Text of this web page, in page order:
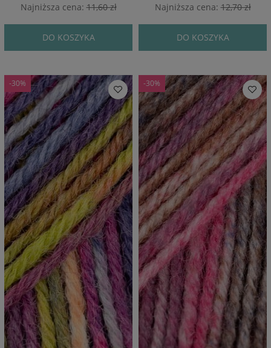
Najniższa cena:11,60 zł
DO KOSZYKA
Najniższa cena:12,70 zł
DO KOSZYKA
-30% -30%